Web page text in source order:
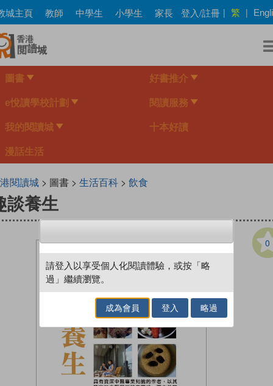
Skip
to
main
content
城主頁 教師 中學生 小學生 家長 登入/註冊 | 繁 |
圖書 好書推介
e悅讀學校計劃 閱讀服務
我的閱讀城 十本好讀
漫話生活
閱讀城> 圖書 > 生活百科> 飲食
談養生
0
請登入以享受個人化閱讀體驗，或按「略
過」繼續瀏覽。
成為會員 登入 略過